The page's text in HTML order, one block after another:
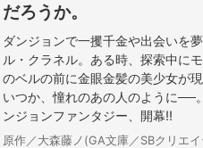
だろうか。
ダンジョンで一攫千金や出会いを
ル・クラネル。ある時、探索中に
のベルの前に金眼金髪の美少女が
いつか、憧れのあの人のように──
ンジョンファンタジー、開幕!!
原作／大森藤ノ(GA文庫／SBクリ